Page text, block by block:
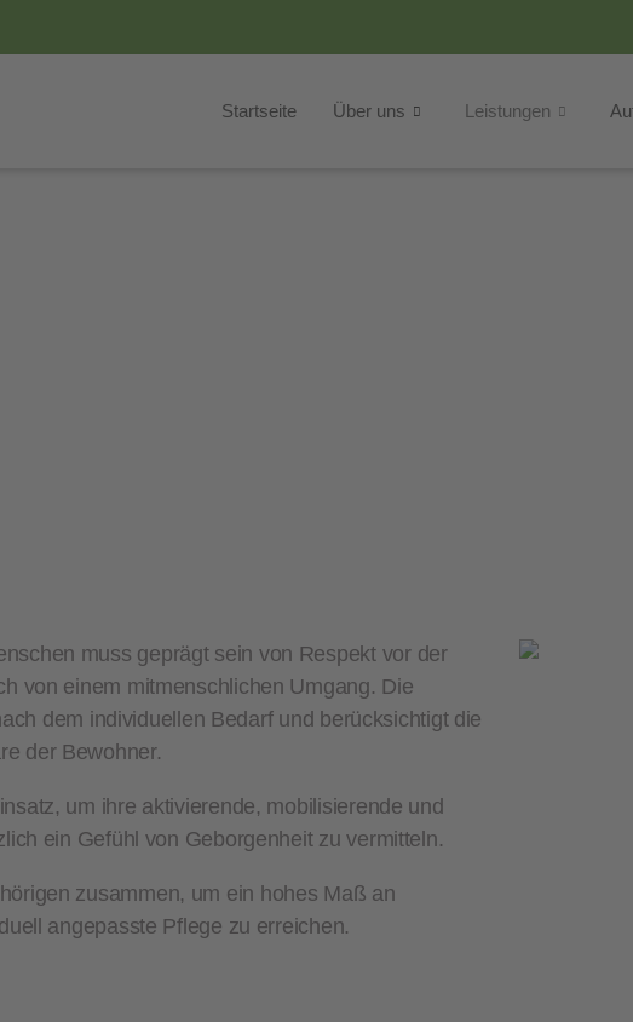
Startseite Über uns Leistungen
muss geprägt sein von Respekt vor der
von einem mitmenschlichen Umgang. Die
dem individuellen Bedarf und berücksichtigt die
der Bewohner.
um ihre aktivierende, mobilisierende und
ein Gefühl von Geborgenheit zu vermitteln.
zusammen, um ein hohes Maß an
angepasste Pflege zu erreichen.